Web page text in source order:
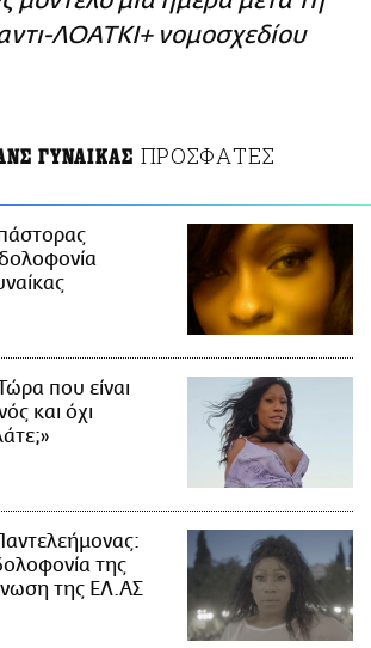
ΛΟΑΤΚΙ+ νομοσχεδίου
ΓΥΝΑΙΚΑΣ ΠΡΟΣΦΑΤΕΣ
που είναι
και όχι
της
της ΕΛ.ΑΣ